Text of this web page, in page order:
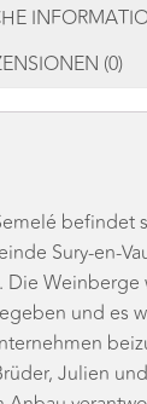
(0)
befindet
Sury-en-
Weinberge
und es
Julien